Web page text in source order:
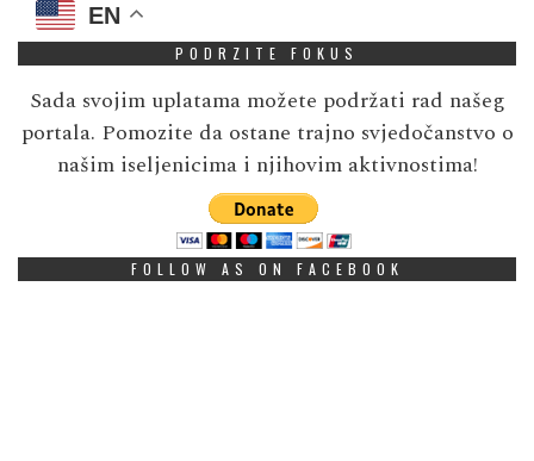
EN
PODRZITE FOKUS
Sada svojim uplatama možete podržati rad našeg
portala. Pomozite da ostane trajno svjedočanstvo o
našim iseljenicima i njihovim aktivnostima!
FOLLOW AS ON FACEBOOK